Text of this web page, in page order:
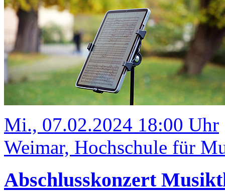
Mi., 07.02.2024 18:00 Uhr
Weimar, Hochschule für
Abschlusskonzert